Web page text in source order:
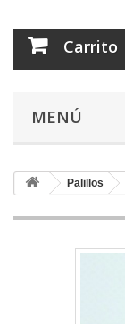
Carrito
MENÚ
Palillos